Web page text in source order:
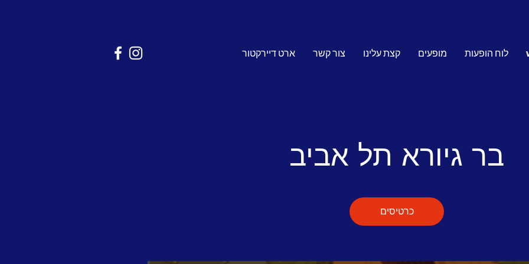
בר גיורא תל אביב
כרטיסים
ארט דיירקטור צור קשר קצת עלינו מופעים לוח הופעות